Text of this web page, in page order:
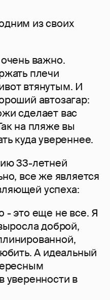
из своих
важно.
плечи
втянутым. И
автозагар:
сделает вас
на пляже вы
куда увереннее.
33-летней
все же является
успеха:
- это еще не все. Я
доброй,
А идеальный
уверенности в